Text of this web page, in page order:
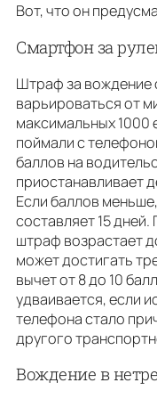
Вот, что он
Смартфон за
Штраф за вождение
варьироваться от
максимальных 1000
поймали с
баллов на
приостанавливает
Если баллов
составляет 15
штраф возрастает
может достигать
вычет от 8 до 10
удваивается, если
телефона стало
другого
Вождение в